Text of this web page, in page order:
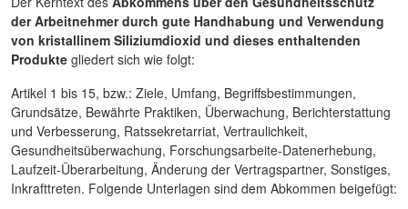
der Arbeitnehmer durch gute Handhabung und Verwendung
von kristallinem Siliziumdioxid und dieses enthaltenden
Produkte gliedert sich wie folgt:
Artikel 1 bis 15, bzw.: Ziele, Umfang, Begriffsbestimmungen,
Grundsätze, Bewährte Praktiken, Überwachung, Berichterstattung
und Verbesserung, Ratssekretarriat, Vertraulichkeit,
Gesundheitsüberwachung, Forschungsarbeite-Datenerhebung,
Laufzeit-Überarbeitung, Änderung der Vertragspartner, Sonstiges,
Inkrafttreten. Folgende Unterlagen sind dem Abkommen beigefügt: